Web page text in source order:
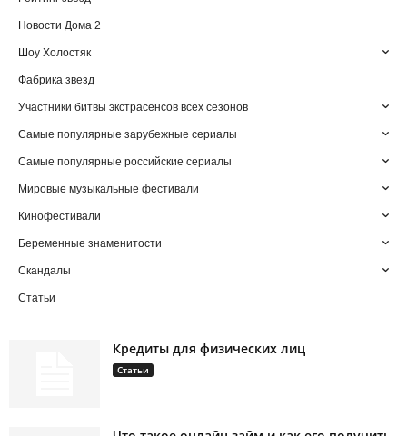
Новости Дома 2
Шоу Холостяк
Фабрика звезд
Участники битвы экстрасенсов всех сезонов
Самые популярные зарубежные сериалы
Самые популярные российские сериалы
Мировые музыкальные фестивали
Кинофестивали
Беременные знаменитости
Скандалы
Статьи
Кредиты для физических лиц
Статьи